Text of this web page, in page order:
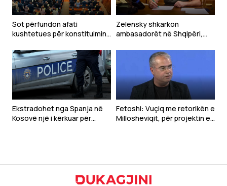
Sot përfundon afati
kushtetues për konstituimin
Zelensky shkarkon
ambasadorët në Shqipëri,
Ekstradohet nga Spanja në
Kosovë një i kërkuar për
Fetoshi: Vuçiq me retorikën e
Millosheviqit, për projektin e